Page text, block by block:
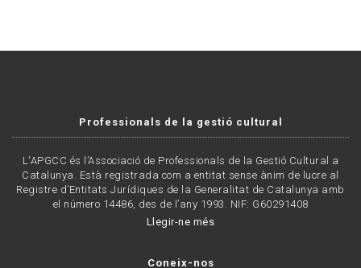
Professionals de la gestió cultural
L'APGCC és l’Associació de Professionals de la Gestió Cultural a
Catalunya. Està registrada com a entitat sense ànim de lucre al
Registre d’Entitats Jurídiques de la Generalitat de Catalunya amb
el número 14486, des de l’any 1993. NIF: G60291408
Llegir-ne més
Coneix-nos